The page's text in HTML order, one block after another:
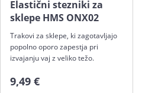
Elastični stezniki za
sklepe HMS ONX02
Trakovi za sklepe, ki zagotavljajo
popolno oporo zapestja pri
izvajanju vaj z veliko težo.
9,49 €